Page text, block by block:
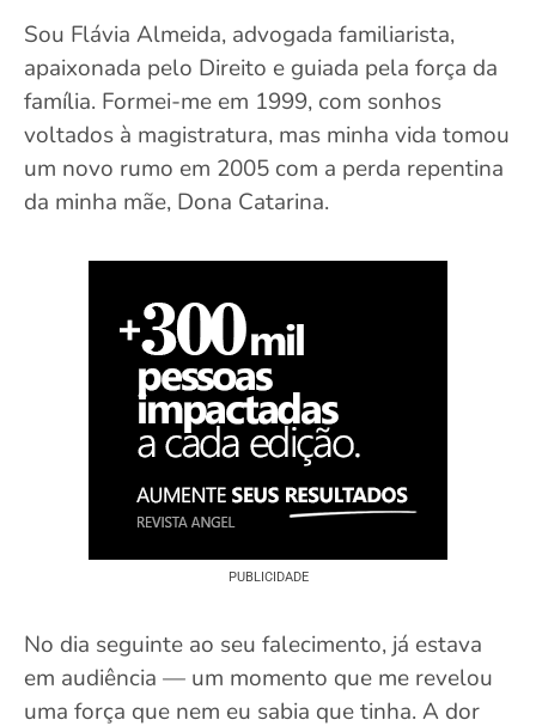
Sou Flávia Almeida, advogada familiarista,
apaixonada pelo Direito e guiada pela força da
família. Formei-me em 1999, com sonhos
voltados à magistratura, mas minha vida tomou
um novo rumo em 2005 com a perda repentina
da minha mãe, Dona Catarina.
PUBLICIDADE
No dia seguinte ao seu falecimento, já estava
em audiência — um momento que me revelou
uma força que nem eu sabia que tinha. A dor